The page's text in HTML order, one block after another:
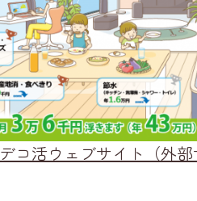
デコ活ウェブサイト（外部